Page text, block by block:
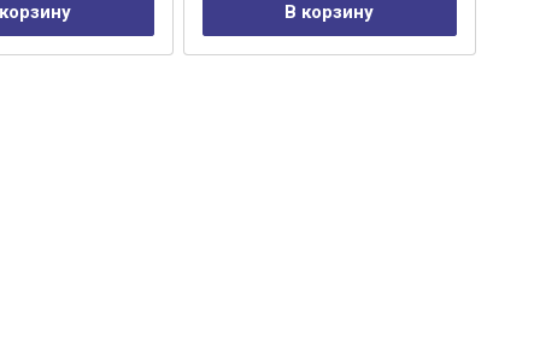
В корзину